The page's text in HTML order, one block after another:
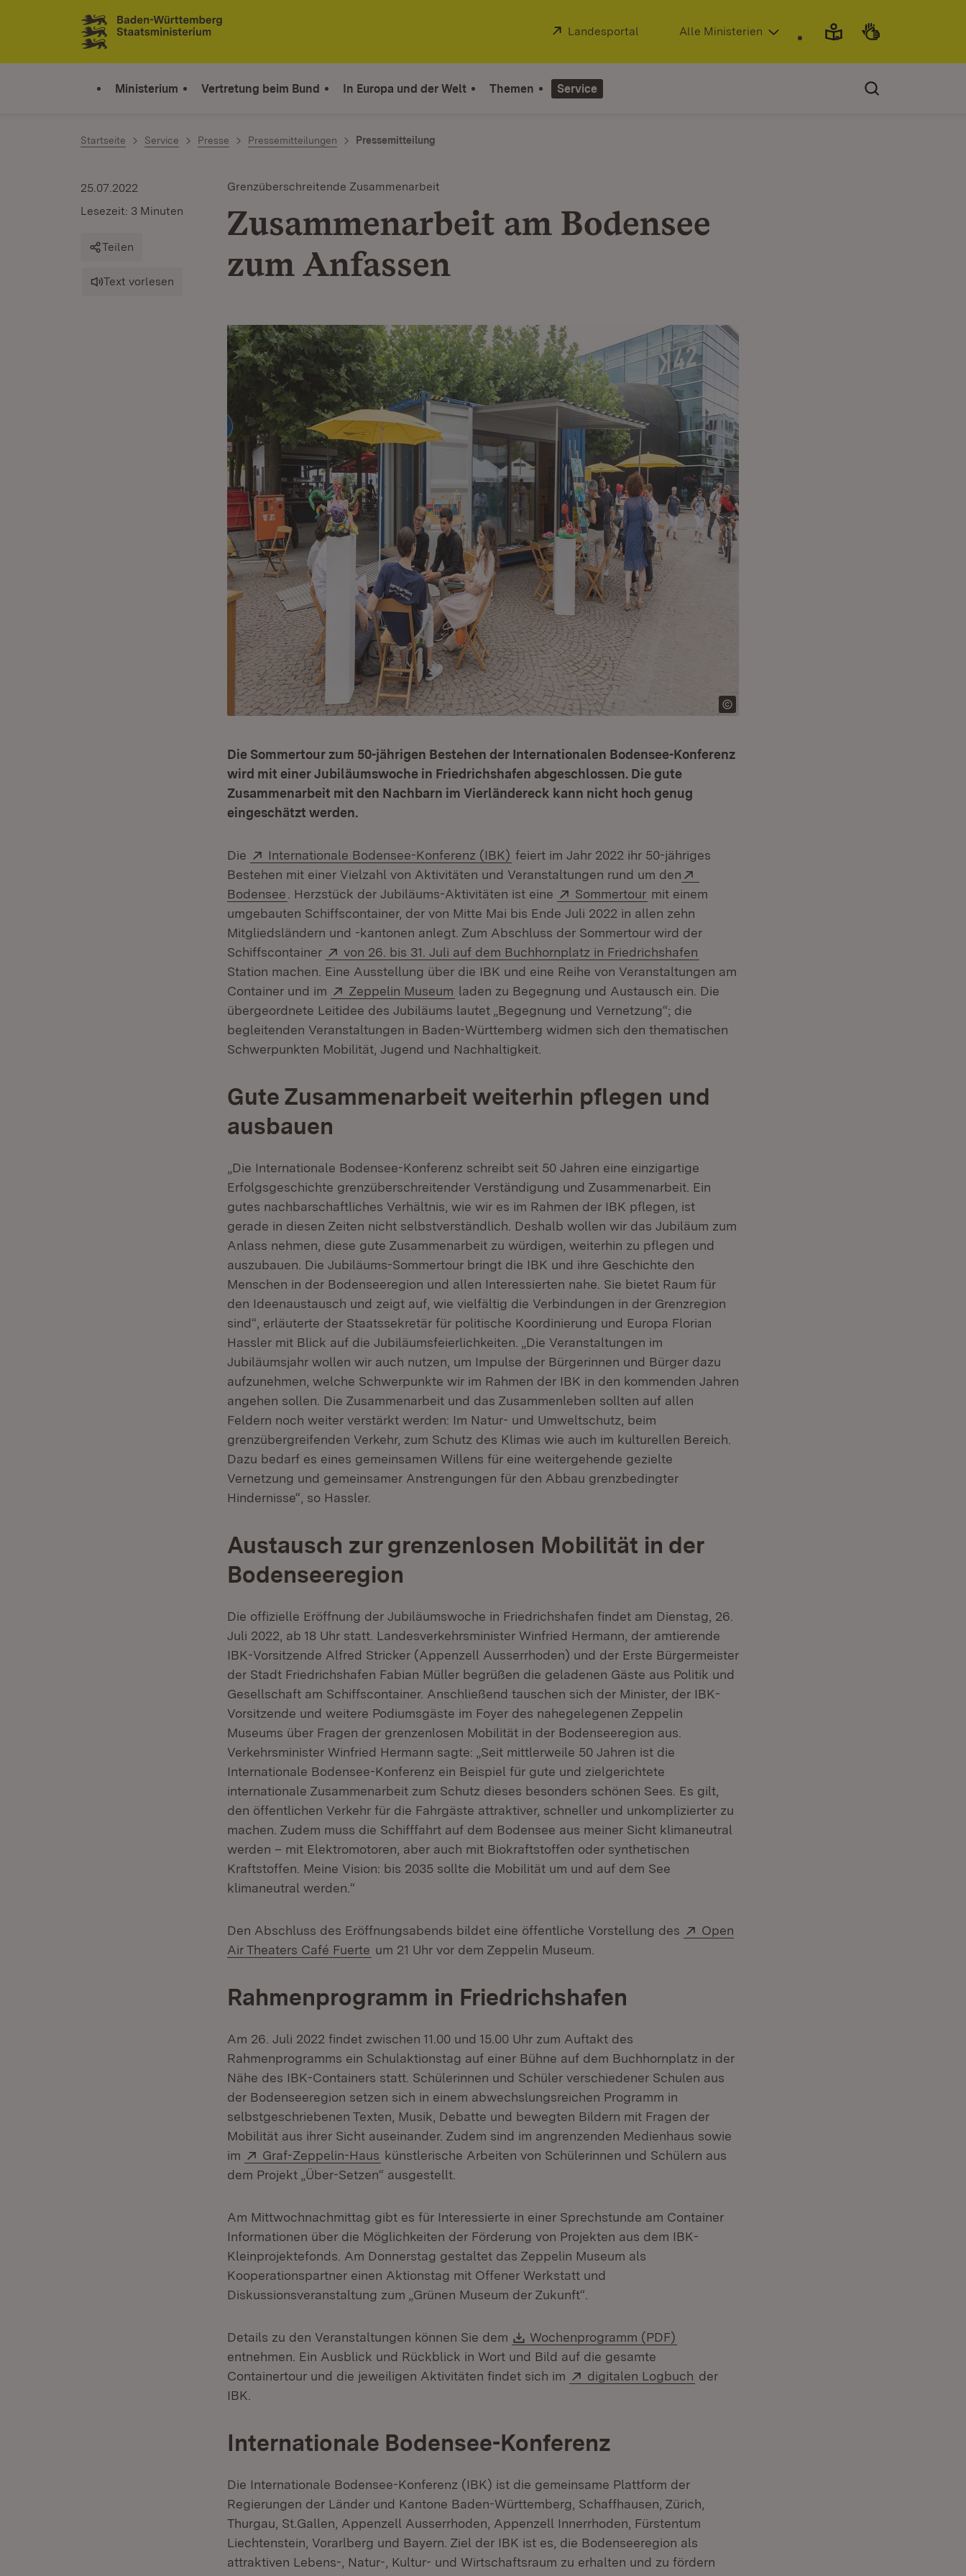
Zum Inhalt springen
Link zur Startseite
Extern:
Landesportal (Öffnet in neuem Fenster)
Alle Ministerien
Ministerium Vertretung beim Bund In Europa und der Welt Themen Service
Startseite Service Presse Pressemitteilungen Pressemitteilung
Grenzüberschreitende Zusammenarbeit
Zusammenarbeit am Bodensee
zum Anfassen
25.07.2022
Lesezeit: 3 Minuten
Teilen
Text vorlesen
Die Sommertour zum 50-jährigen Bestehen der Internationalen Bodensee-Konferenz
wird mit einer Jubiläumswoche in Friedrichshafen abgeschlossen. Die gute
Zusammenarbeit mit den Nachbarn im Vierländereck kann nicht hoch genug
eingeschätzt werden.
Die Extern:
Internationale Bodensee-Konferenz (IBK) (Öffnet in neuem Fenster)
feiert im Jahr 2022 ihr 50-jähriges
Bestehen mit einer Vielzahl von Aktivitäten und Veranstaltungen rund um den
Bodensee (Öffnet in neuem Fenster)
. Herzstück der Jubiläums-Aktivitäten ist eine Extern:
Sommertour (Öffnet in neuem Fenster)
mit einem
umgebauten Schiffscontainer, der von Mitte Mai bis Ende Juli 2022 in allen zehn
Mitgliedsländern und -kantonen anlegt. Zum Abschluss der Sommertour wird der
Schiffscontainer
Extern:
von 26. bis 31. Juli auf dem Buchhornplatz in Friedrichshafen
Station machen. Eine Ausstellung über die IBK und eine Reihe von Veranstaltungen am
Container und im
Extern:
Zeppelin Museum (Öffnet in neuem Fenster)
laden zu Begegnung und Austausch ein. Die
übergeordnete Leitidee des Jubiläums lautet „Begegnung und Vernetzung“; die
begleitenden Veranstaltungen in Baden-Württemberg widmen sich den thematischen
Schwerpunkten Mobilität, Jugend und Nachhaltigkeit.
Gute Zusammenarbeit weiterhin pflegen und
ausbauen
„Die Internationale Bodensee-Konferenz schreibt seit 50 Jahren eine einzigartige
Erfolgsgeschichte grenzüberschreitender Verständigung und Zusammenarbeit. Ein
gutes nachbarschaftliches Verhältnis, wie wir es im Rahmen der IBK pflegen, ist
gerade in diesen Zeiten nicht selbstverständlich. Deshalb wollen wir das Jubiläum zum
Anlass nehmen, diese gute Zusammenarbeit zu würdigen, weiterhin zu pflegen und
auszubauen. Die Jubiläums-Sommertour bringt die IBK und ihre Geschichte den
Menschen in der Bodenseeregion und allen Interessierten nahe. Sie bietet Raum für
den Ideenaustausch und zeigt auf, wie vielfältig die Verbindungen in der Grenzregion
sind“, erläuterte der Staatssekretär für politische Koordinierung und Europa Florian
Hassler mit Blick auf die Jubiläumsfeierlichkeiten. „Die Veranstaltungen im
Jubiläumsjahr wollen wir auch nutzen, um Impulse der Bürgerinnen und Bürger dazu
aufzunehmen, welche Schwerpunkte wir im Rahmen der IBK in den kommenden Jahren
angehen sollen. Die Zusammenarbeit und das Zusammenleben sollten auf allen
Feldern noch weiter verstärkt werden: Im Natur- und Umweltschutz, beim
grenzübergreifenden Verkehr, zum Schutz des Klimas wie auch im kulturellen Bereich.
Dazu bedarf es eines gemeinsamen Willens für eine weitergehende gezielte
Vernetzung und gemeinsamer Anstrengungen für den Abbau grenzbedingter
Hindernisse“, so Hassler.
Austausch zur grenzenlosen Mobilität in der
Bodenseeregion
Die offizielle Eröffnung der Jubiläumswoche in Friedrichshafen findet am Dienstag, 26.
Juli 2022, ab 18 Uhr statt. Landesverkehrsminister Winfried Hermann, der amtierende
IBK-Vorsitzende Alfred Stricker (Appenzell Ausserrhoden) und der Erste Bürgermeister
der Stadt Friedrichshafen Fabian Müller begrüßen die geladenen Gäste aus Politik und
Gesellschaft am Schiffscontainer. Anschließend tauschen sich der Minister, der IBK-
Vorsitzende und weitere Podiumsgäste im Foyer des nahegelegenen Zeppelin
Museums über Fragen der grenzenlosen Mobilität in der Bodenseeregion aus.
Verkehrsminister Winfried Hermann sagte: „Seit mittlerweile 50 Jahren ist die
Internationale Bodensee-Konferenz ein Beispiel für gute und zielgerichtete
internationale Zusammenarbeit zum Schutz dieses besonders schönen Sees. Es gilt,
den öffentlichen Verkehr für die Fahrgäste attraktiver, schneller und unkomplizierter zu
machen. Zudem muss die Schifffahrt auf dem Bodensee aus meiner Sicht klimaneutral
werden – mit Elektromotoren, aber auch mit Biokraftstoffen oder synthetischen
Kraftstoffen. Meine Vision: bis 2035 sollte die Mobilität um und auf dem See
klimaneutral werden.“
Den Abschluss des Eröffnungsabends bildet eine öffentliche Vorstellung des Extern:
Open
Air Theaters Café Fuerte (Öffnet in neuem Fenster)
um 21 Uhr vor dem Zeppelin Museum.
Rahmenprogramm in Friedrichshafen
Am 26. Juli 2022 findet zwischen 11.00 und 15.00 Uhr zum Auftakt des
Rahmenprogramms ein Schulaktionstag auf einer Bühne auf dem Buchhornplatz in der
Nähe des IBK-Containers statt. Schülerinnen und Schüler verschiedener Schulen aus
der Bodenseeregion setzen sich in einem abwechslungsreichen Programm in
selbstgeschriebenen Texten, Musik, Debatte und bewegten Bildern mit Fragen der
Mobilität aus ihrer Sicht auseinander. Zudem sind im angrenzenden Medienhaus sowie
im
Extern:
Graf-Zeppelin-Haus (Öffnet in neuem Fenster)
künstlerische Arbeiten von Schülerinnen und Schülern aus
dem Projekt „Über-Setzen“ ausgestellt.
Am Mittwochnachmittag gibt es für Interessierte in einer Sprechstunde am Container
Informationen über die Möglichkeiten der Förderung von Projekten aus dem IBK-
Kleinprojektefonds. Am Donnerstag gestaltet das Zeppelin Museum als
Kooperationspartner einen Aktionstag mit Offener Werkstatt und
Diskussionsveranstaltung zum „Grünen Museum der Zukunft“.
Details zu den Veranstaltungen können Sie dem Download:
Wochenprogramm (PDF)
entnehmen. Ein Ausblick und Rückblick in Wort und Bild auf die gesamte
Containertour und die jeweiligen Aktivitäten findet sich im
Extern:
digitalen Logbuch (Öffnet in neuem Fenster)
der
IBK.
Internationale Bodensee-Konferenz
Die Internationale Bodensee-Konferenz (IBK) ist die gemeinsame Plattform der
Regierungen der Länder und Kantone Baden-Württemberg, Schaffhausen, Zürich,
Thurgau, St.Gallen, Appenzell Ausserrhoden, Appenzell Innerrhoden, Fürstentum
Liechtenstein, Vorarlberg und Bayern. Ziel der IBK ist es, die Bodenseeregion als
attraktiven Lebens-, Natur-, Kultur- und Wirtschaftsraum zu erhalten und zu fördern